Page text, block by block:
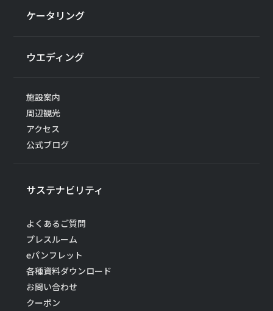
ケータリング
ウエディング
施設案内
周辺観光
アクセス
公式ブログ
サステナビリティ
よくあるご質問
プレスルーム
eパンフレット
各種資料ダウンロード
お問い合わせ
クーポン